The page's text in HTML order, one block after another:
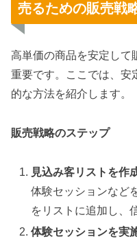
売るための販売戦
高単価の商品を安定して
重要です。ここでは、安
的な方法を紹介します。
販売戦略のステップ
見込み客リストを作
体験セッションなど
をリストに追加し、
体験セッションを実